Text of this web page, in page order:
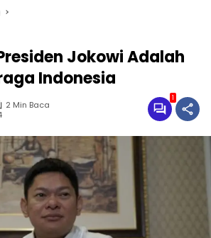
Jokowi Adalah
Indonesia
2 Min Baca
1